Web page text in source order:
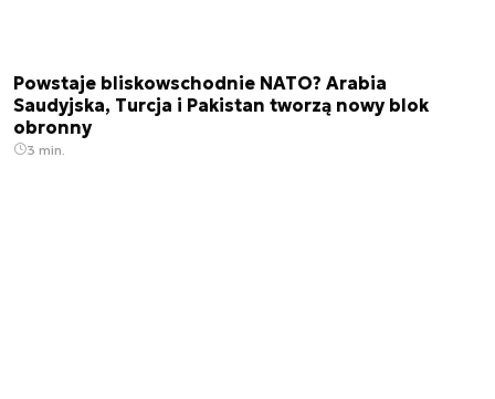
Powstaje bliskowschodnie NATO? Arabia
Saudyjska, Turcja i Pakistan tworzą nowy blok
obronny
3 min.